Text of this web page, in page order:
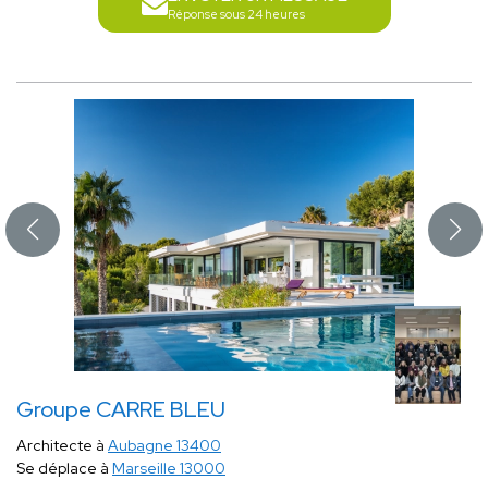
Réponse sous 24 heures
Groupe CARRE BLEU
Architecte à Aubagne 13400
Se déplace à Marseille 13000